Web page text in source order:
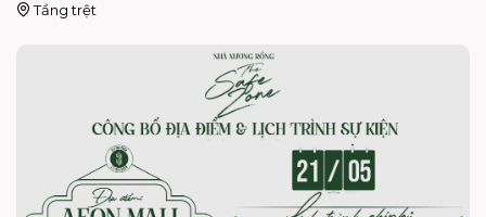
Tầng trệt